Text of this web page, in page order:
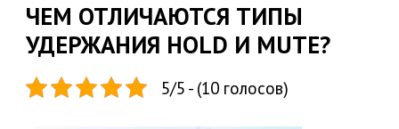
ЧЕМ ОТЛИЧАЮТСЯ ТИПЫ
УДЕРЖАНИЯ HOLD И MUTE?
5/5 - (10 голосов)